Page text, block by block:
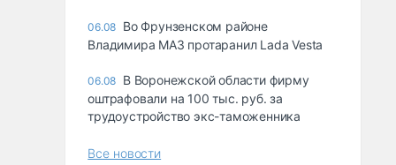
06.08 Во Фрунзенском районе
Владимира МАЗ протаранил Lada Vesta
06.08 В Воронежской области фирму
оштрафовали на 100 тыс. руб. за
трудоустройство экс-таможенника
Все новости